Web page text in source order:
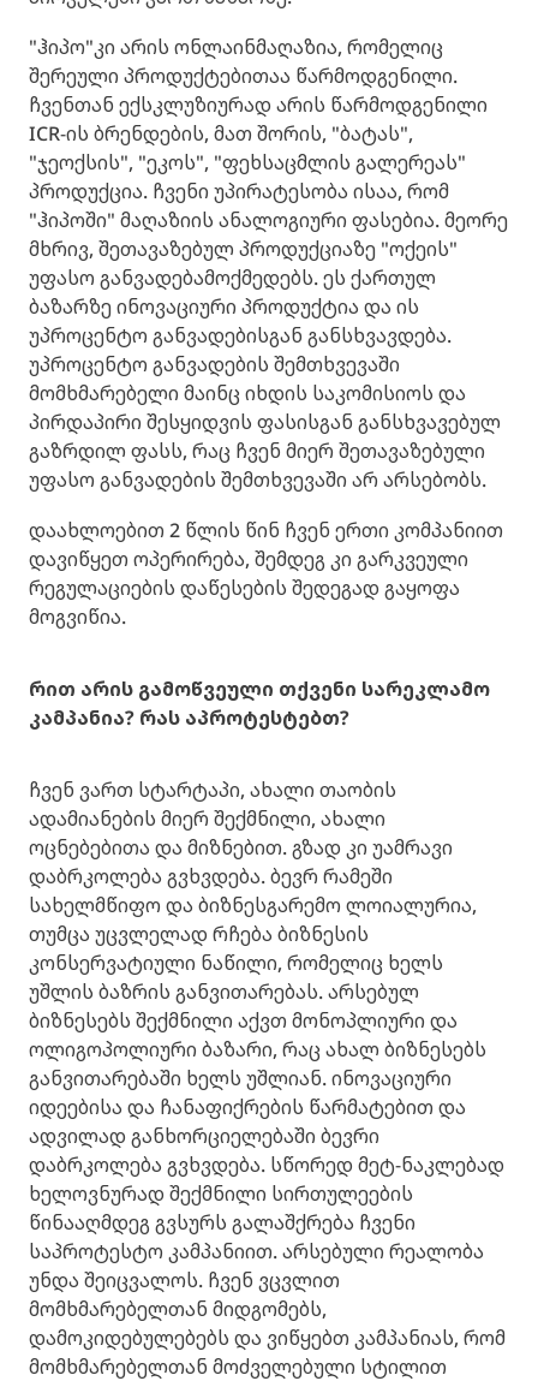
"ჰიპო"კი არის ონლაინმაღაზია, რომელიც
შერეული პროდუქტებითაა წარმოდგენილი.
ჩვენთან ექსკლუზიურად არის წარმოდგენილი
ICR-ის ბრენდების, მათ შორის, "ბატას",
"ჯეოქსის", "ეკოს", "ფეხსაცმლის გალერეას"
პროდუქცია. ჩვენი უპირატესობა ისაა, რომ
"ჰიპოში" მაღაზიის ანალოგიური ფასებია. მეორე
მხრივ, შეთავაზებულ პროდუქციაზე "ოქეის"
უფასო განვადებამოქმედებს. ეს ქართულ
ბაზარზე ინოვაციური პროდუქტია და ის
უპროცენტო განვადებისგან განსხვავდება.
უპროცენტო განვადების შემთხვევაში
მომხმარებელი მაინც იხდის საკომისიოს და
პირდაპირი შესყიდვის ფასისგან განსხვავებულ
გაზრდილ ფასს, რაც ჩვენ მიერ შეთავაზებული
უფასო განვადების შემთხვევაში არ არსებობს.
დაახლოებით 2 წლის წინ ჩვენ ერთი კომპანიით
დავიწყეთ ოპერირება, შემდეგ კი გარკვეული
რეგულაციების დაწესების შედეგად გაყოფა
მოგვიწია.
რით არის გამოწვეული თქვენი სარეკლამო
კამპანია? რას აპროტესტებთ?
ჩვენ ვართ სტარტაპი, ახალი თაობის
ადამიანების მიერ შექმნილი, ახალი
ოცნებებითა და მიზნებით. გზად კი უამრავი
დაბრკოლება გვხვდება. ბევრ რამეში
სახელმწიფო და ბიზნესგარემო ლოიალურია,
თუმცა უცვლელად რჩება ბიზნესის
კონსერვატიული ნაწილი, რომელიც ხელს
უშლის ბაზრის განვითარებას. არსებულ
ბიზნესებს შექმნილი აქვთ მონოპლიური და
ოლიგოპოლიური ბაზარი, რაც ახალ ბიზნესებს
განვითარებაში ხელს უშლიან. ინოვაციური
იდეებისა და ჩანაფიქრების წარმატებით და
ადვილად განხორციელებაში ბევრი
დაბრკოლება გვხვდება. სწორედ მეტ-ნაკლებად
ხელოვნურად შექმნილი სირთულეების
წინააღმდეგ გვსურს გალაშქრება ჩვენი
საპროტესტო კამპანიით. არსებული რეალობა
უნდა შეიცვალოს. ჩვენ ვცვლით
მომხმარებელთან მიდგომებს,
დამოკიდებულებებს და ვიწყებთ კამპანიას, რომ
მომხმარებელთან მოძველებული სტილით